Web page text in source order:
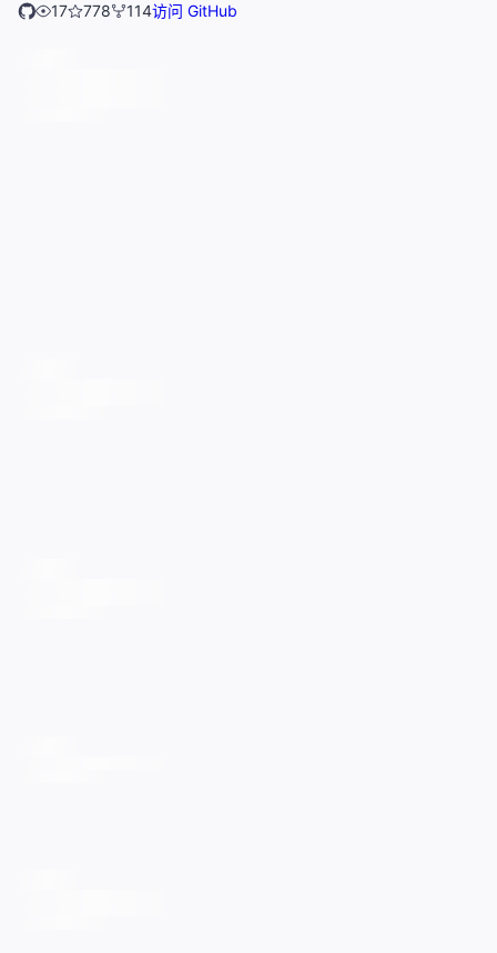
17
778 114访问 GitHub